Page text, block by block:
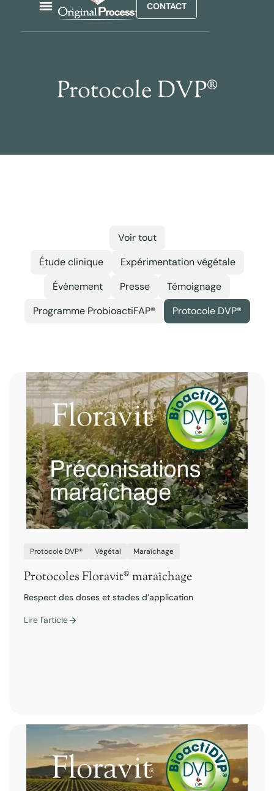
CONTACT
Protocole DVP®
Voir tout
Étude clinique
Expérimentation végétale
Évènement
Presse
Témoignage
Programme ProbioactiFAP®
Protocole DVP®
Protocole DVP® Végétal Maraîchage
Protocoles Floravit® maraîchage
Respect des doses et stades d’application
Lire l'article